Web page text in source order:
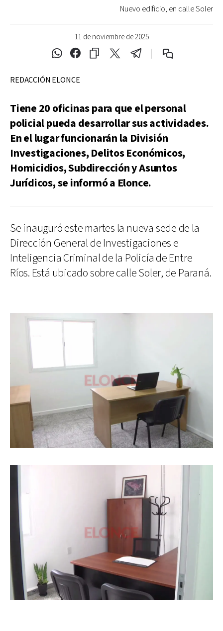
11 de noviembre de 2025
Nuevo edificio, en calle Soler
REDACCIÓN ELONCE
Tiene 20 oficinas para que el personal
policial pueda desarrollar sus actividades.
En el lugar funcionarán la División
Investigaciones, Delitos Económicos,
Homicidios, Subdirección y Asuntos
Jurídicos, se informó a Elonce.
Se inauguró este martes la nueva sede de la
Dirección General de Investigaciones e
Inteligencia Criminal de la Policía de Entre
Ríos. Está ubicado sobre calle Soler, de Paraná.